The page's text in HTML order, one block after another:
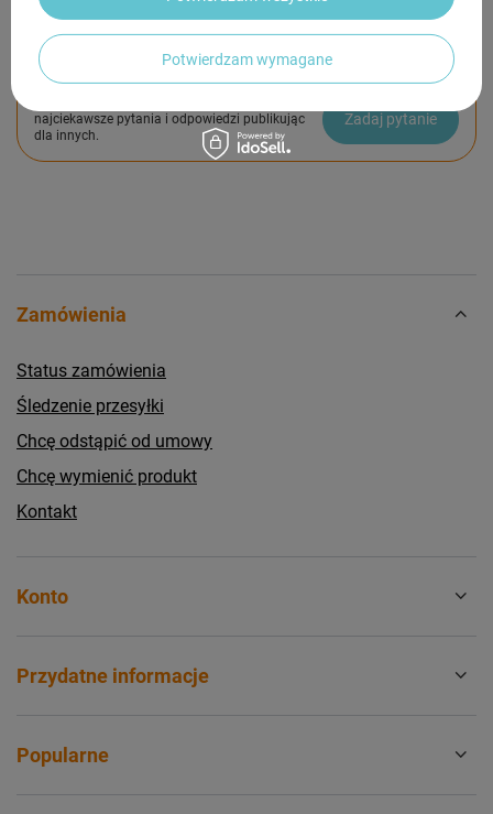
Potrzebujesz pomocy? Masz pytania?
najciekawsze pytania i odpowiedzi publikując
dla innych.
Zadaj pytanie
Zamówienia
Status zamówienia
Śledzenie przesyłki
Chcę odstąpić od umowy
Chcę wymienić produkt
Kontakt
Konto
Przydatne informacje
Popularne
Potwierdzam wymagane